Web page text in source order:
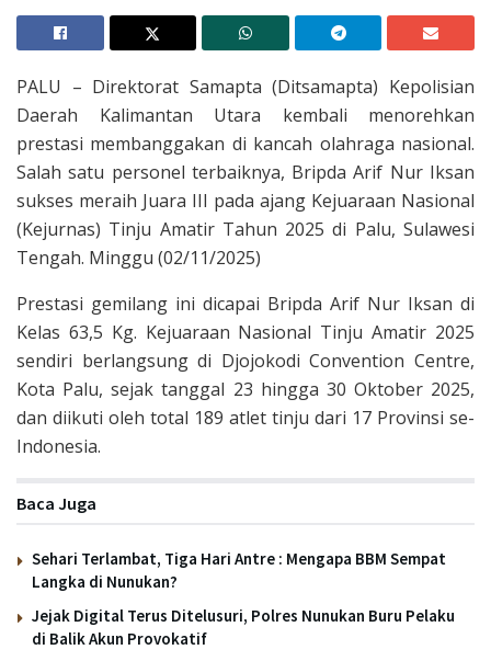
PALU – ​Direktorat Samapta (Ditsamapta) Kepolisian
Daerah Kalimantan Utara kembali menorehkan
prestasi membanggakan di kancah olahraga nasional.
Salah satu personel terbaiknya, Bripda Arif Nur Iksan
sukses meraih Juara III pada ajang Kejuaraan Nasional
(Kejurnas) Tinju Amatir Tahun 2025 di Palu, Sulawesi
Tengah. Minggu (02/11/2025)
Prestasi gemilang ini dicapai Bripda Arif Nur Iksan di
Kelas 63,5 Kg. Kejuaraan Nasional Tinju Amatir 2025
sendiri berlangsung di Djojokodi Convention Centre,
Kota Palu, sejak tanggal 23 hingga 30 Oktober 2025,
dan diikuti oleh total 189 atlet tinju dari 17 Provinsi se-
Indonesia.
Baca Juga
Sehari Terlambat, Tiga Hari Antre : Mengapa BBM Sempat
Langka di Nunukan?
Jejak Digital Terus Ditelusuri, Polres Nunukan Buru Pelaku
di Balik Akun Provokatif